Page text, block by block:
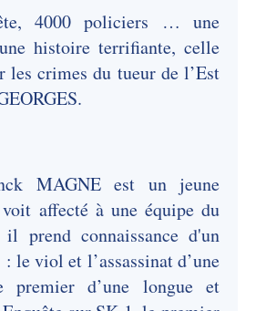
4000 policiers … une
histoire terrifiante, celle
les crimes du tueur de l’Est
MAGNE est un jeune
affecté à une équipe du
connaissance d'un
le viol et l’assassinat d’une
d’une longue et